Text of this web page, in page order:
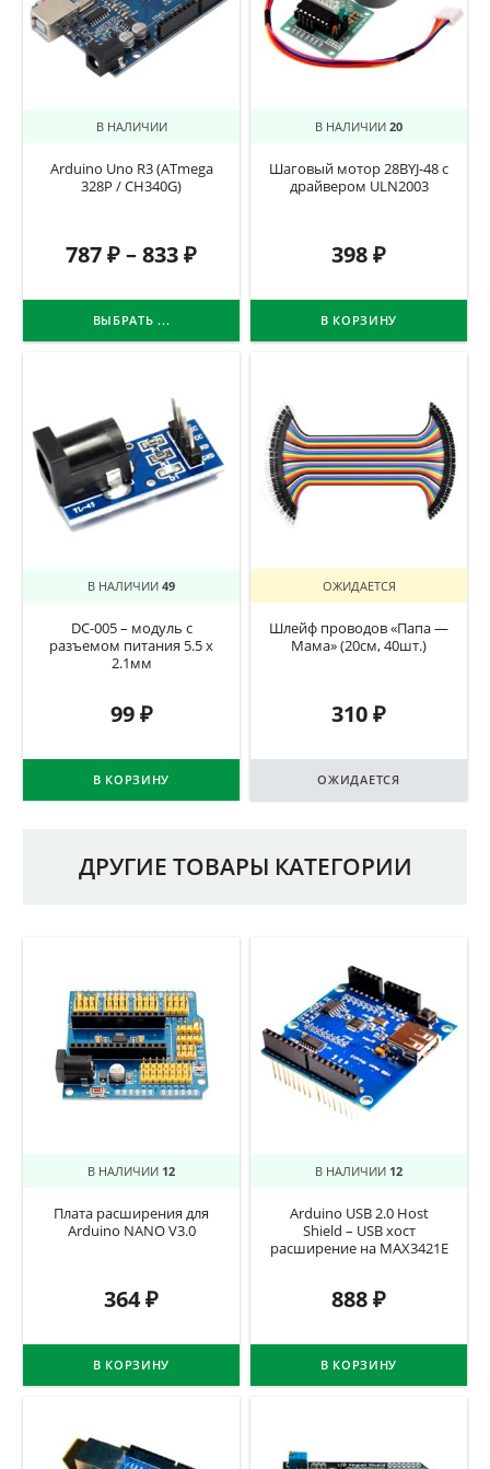
В НАЛИЧИИ
Arduino Uno R3 (ATmega
328P / CH340G)
787₽–833₽
ВЫБРАТЬ ...
В НАЛИЧИИ 20
Шаговый мотор 28BYJ-48 с
драйвером ULN2003
398₽
В КОРЗИНУ
В НАЛИЧИИ 49
DC-005 – модуль с
разъемом питания 5.5 х
2.1мм
99₽
В КОРЗИНУ
ОЖИДАЕТСЯ
Шлейф проводов «Папа —
Мама» (20см, 40шт.)
310₽
ОЖИДАЕТСЯ
ДРУГИЕ ТОВАРЫ КАТЕГОРИИ
В НАЛИЧИИ 12
Плата расширения для
Arduino NANO V3.0
364₽
В КОРЗИНУ
В НАЛИЧИИ 12
Arduino USB 2.0 Host
Shield – USB хост
расширение на MAX3421E
888₽
В КОРЗИНУ